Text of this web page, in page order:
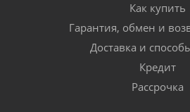
Как купить
Гарантия, обмен и
Доставка и
Кредит
Рассрочка